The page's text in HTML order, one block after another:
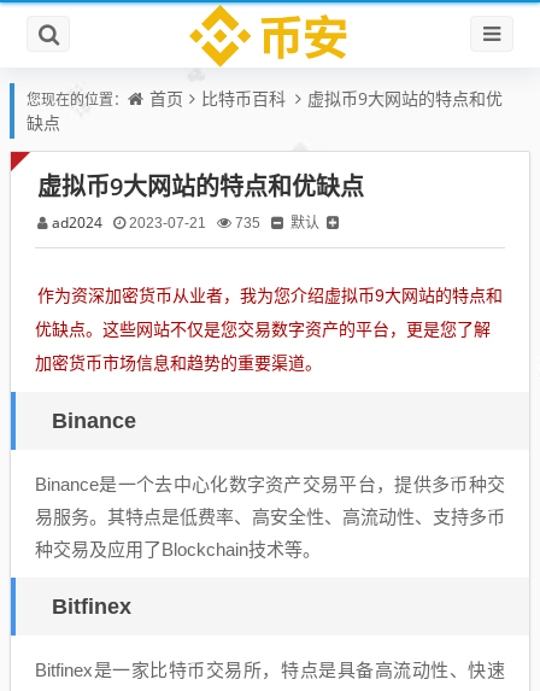
您现在的位置： 首页 比特币百科
虚拟币9大网站的特点和优
缺点
虚拟币9大网站的特点和优缺点
ad2024 2023-07-21 735 默认
作为资深加密货币从业者，我为您介绍虚拟币9大网站的特点和
优缺点。这些网站不仅是您交易数字资产的平台，更是您了解
加密货币市场信息和趋势的重要渠道。
Binance
Binance是一个去中心化数字资产交易平台，提供多币种交
易服务。其特点是低费率、高安全性、高流动性、支持多币
种交易及应用了Blockchain技术等。
Bitfinex
Bitfinex是一家比特币交易所，特点是具备高流动性、快速